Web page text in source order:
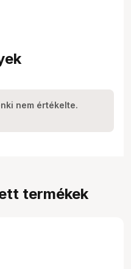
nem értékelte.
termékek